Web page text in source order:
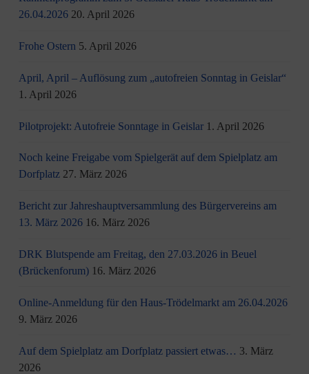
26.04.2026 20. April 2026
Frohe Ostern 5. April 2026
April, April – Auflösung zum „autofreien Sonntag in Geislar“
1. April 2026
Pilotprojekt: Autofreie Sonntage in Geislar 1. April 2026
Noch keine Freigabe vom Spielgerät auf dem Spielplatz am
Dorfplatz 27. März 2026
Bericht zur Jahreshauptversammlung des Bürgervereins am
13. März 2026 16. März 2026
DRK Blutspende am Freitag, den 27.03.2026 in Beuel
(Brückenforum) 16. März 2026
Online-Anmeldung für den Haus-Trödelmarkt am 26.04.2026
9. März 2026
Auf dem Spielplatz am Dorfplatz passiert etwas… 3. März
2026